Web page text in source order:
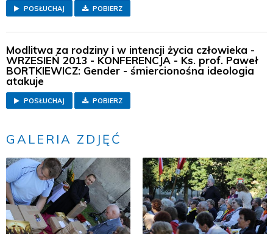
POSŁUCHAJ POBIERZ
Modlitwa za rodziny i w intencji życia człowieka -
WRZESIEŃ 2013 - KONFERENCJA - Ks. prof. Paweł
BORTKIEWICZ: Gender - śmiercionośna ideologia
atakuje
POSŁUCHAJ POBIERZ
GALERIA ZDJĘĆ